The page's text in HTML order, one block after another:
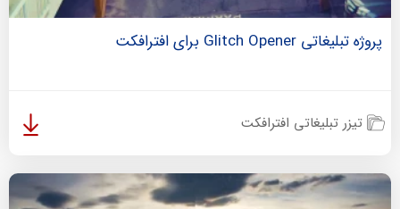
پروژه تبلیغاتی Glitch Opener برای افترافکت
تیزر تبلیغاتی افترافکت